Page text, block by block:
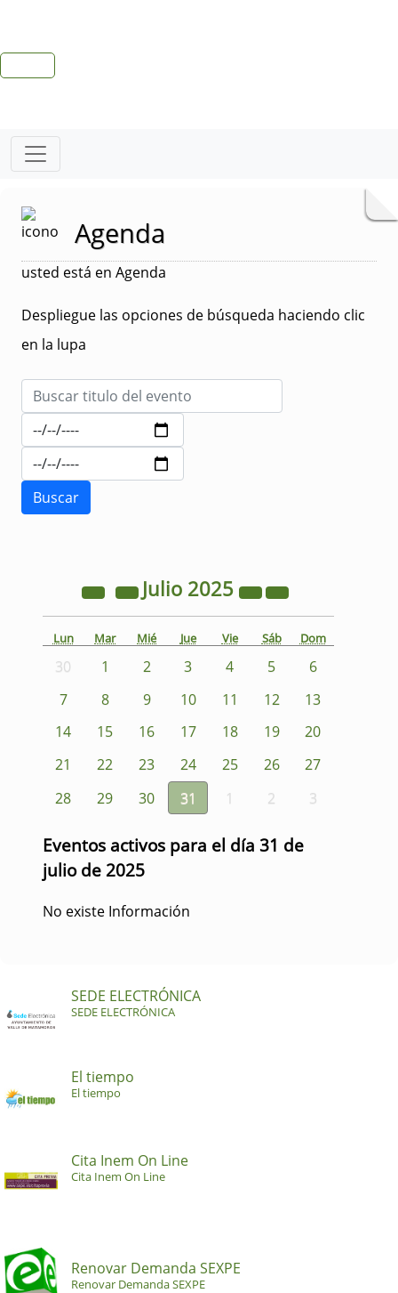
Agenda
usted está en Agenda
Despliegue las opciones de búsqueda haciendo clic
en la lupa
Julio 2025
Lun Mar Mié Jue Vie Sáb Dom
30 1 2 3 4 5
6
7
8 9 10 11 12
13
14
15 16 17 18 19
20
21
22 23 24 25 26
27
28
29 30 31 1 2 3
Eventos activos para el día 31 de
julio de 2025
No existe Información
SEDE ELECTRÓNICA
SEDE ELECTRÓNICA
El tiempo
El tiempo
Cita Inem On Line
Cita Inem On Line
Renovar Demanda SEXPE
Renovar Demanda SEXPE